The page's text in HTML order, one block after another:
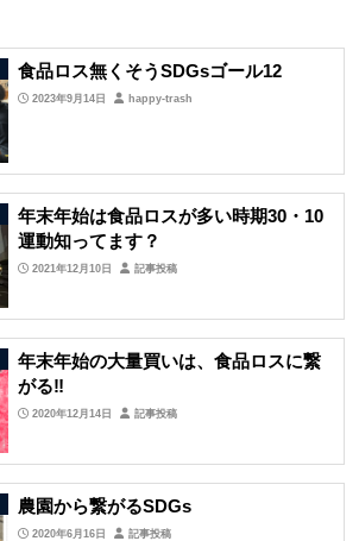
食品ロス無くそうSDGsゴール12
2023年9月14日 happy-trash
年末年始は食品ロスが多い時期30・10
運動知ってます？
2021年12月10日 記事投稿
年末年始の大量買いは、食品ロスに繋
がる‼︎
2020年12月14日 記事投稿
農園から繋がるSDGs
2020年6月16日 記事投稿